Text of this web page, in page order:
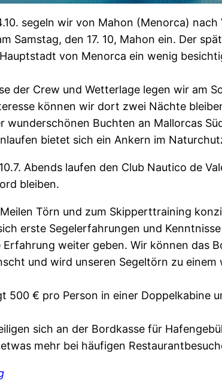
segeln wir von Mahon (Menorca) nach
Samstag, den 17. 10, Mahon ein. Der
von Menorca ein wenig
der Crew und Wetterlage legen wir am
können wir dort zwei Nächte
wunderschönen Buchten an Mallorcas
bietet sich ein Ankern im
Abends laufen den Club Nautico de
bleiben.
Törn und zum Skipperttraining
erste Segelerfahrungen und
Erfahrung weiter geben. Wir können das
und wird unseren Segeltörn zu
500 € pro Person in einer Doppelkabine
sich an der Bordkasse für
mehr bei häufigen